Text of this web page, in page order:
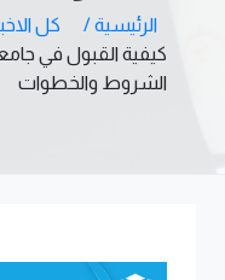
الرئيسية /
كل
كيفية القبول في
الشروط والخطوات